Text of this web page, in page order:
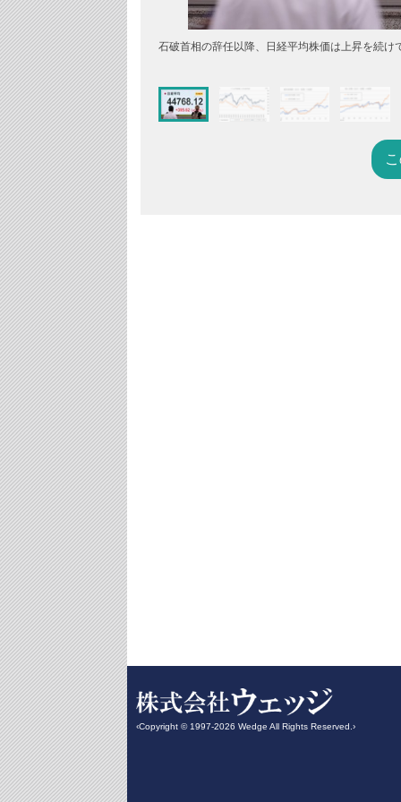
石破首相の辞任以降、日経平均株価は上昇を続け
‹Copyright © 1997-2026 Wedge All Rights Reserved.›